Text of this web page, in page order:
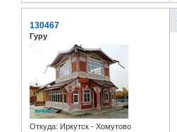
130467
Гуру
Откуда: Иркутск - Хомутово